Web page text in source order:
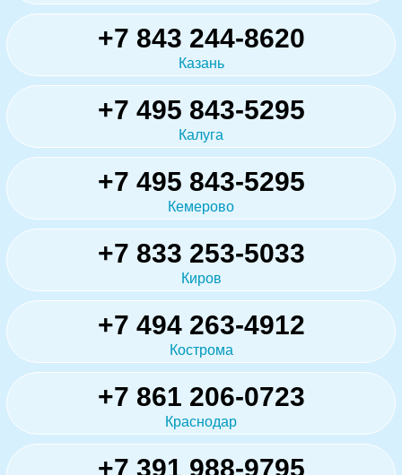
+7 843 244-8620
Казань
+7 495 843-5295
Калуга
+7 495 843-5295
Кемерово
+7 833 253-5033
Киров
+7 494 263-4912
Кострома
+7 861 206-0723
Краснодар
+7 391 988-9795